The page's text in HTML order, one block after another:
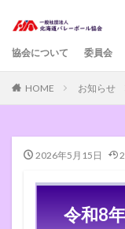
協会について 委員会
HOME お知らせ
2026年5月15日
令和8